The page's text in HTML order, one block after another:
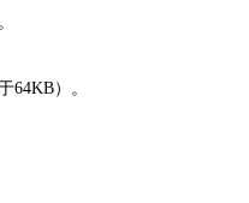
）。